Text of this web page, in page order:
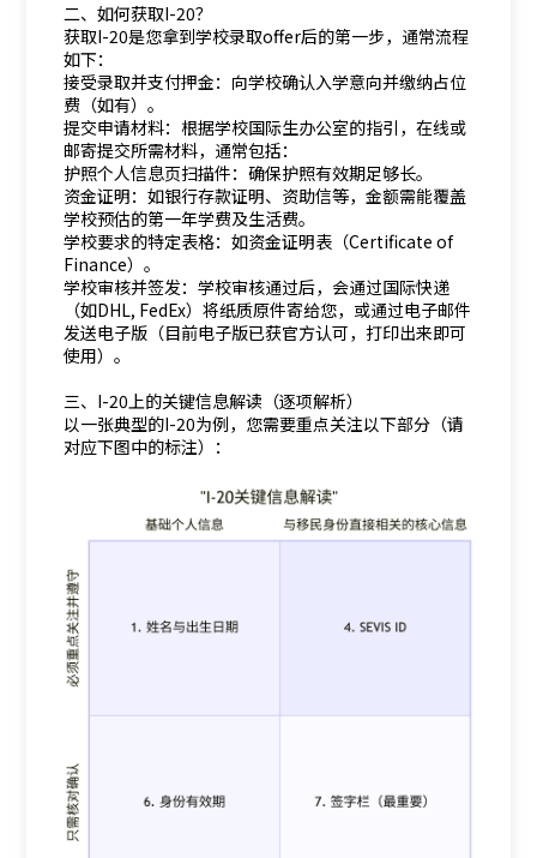
二、如何获取I-20？
获取I-20是您拿到学校录取offer后的第一步，通常流程
如下：
接受录取并支付押金：向学校确认入学意向并缴纳占位
费（如有）。
提交申请材料：根据学校国际生办公室的指引，在线或
邮寄提交所需材料，通常包括：
护照个人信息页扫描件：确保护照有效期足够长。
资金证明：如银行存款证明、资助信等，金额需能覆盖
学校预估的第一年学费及生活费。
学校要求的特定表格：如资金证明表（Certificate of
Finance）。
学校审核并签发：学校审核通过后，会通过国际快递
（如DHL, FedEx）将纸质原件寄给您，或通过电子邮件
发送电子版（目前电子版已获官方认可，打印出来即可
使用）。
三、I-20上的关键信息解读（逐项解析）
以一张典型的I-20为例，您需要重点关注以下部分（请
对应下图中的标注）：